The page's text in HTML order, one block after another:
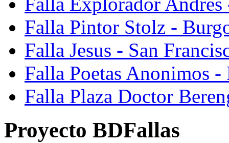
Falla Pintor Stolz -
Falla Jesus - San
Falla Poetas Anonimos
Falla Plaza Doctor
Proyecto BDFallas